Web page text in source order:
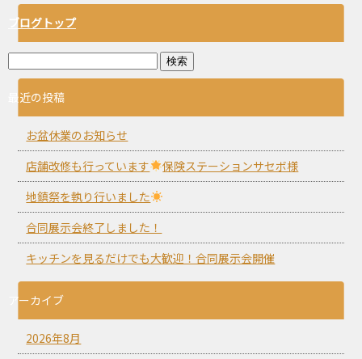
ブログトップ
最近の投稿
お盆休業のお知らせ
店舗改修も行っています
保険ステーションサセボ様
地鎮祭を執り行いました
合同展示会終了しました！
キッチンを見るだけでも大歓迎！合同展示会開催
アーカイブ
2026年8月